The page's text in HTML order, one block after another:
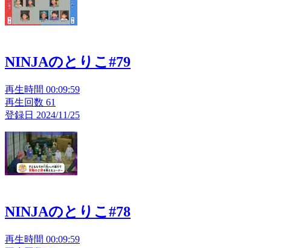
NINJAのとりこ#79
再生時間 00:09:59
再生回数 61
登録日 2024/11/25
NINJAのとりこ#78
再生時間 00:09:59